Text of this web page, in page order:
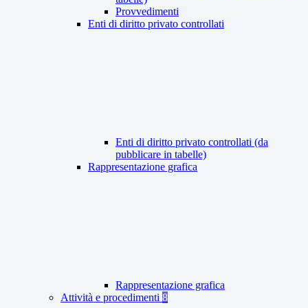
Provvedimenti
Enti di diritto privato controllati
Enti di diritto privato controllati (da
pubblicare in tabelle)
Rappresentazione grafica
Rappresentazione grafica
Attività e procedimenti 8